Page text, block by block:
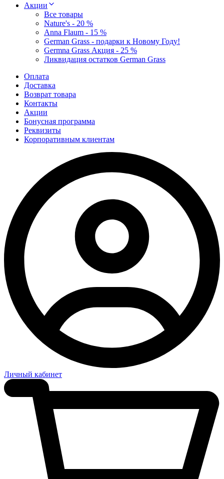
Акции
Все товары
Nature's - 20 %
Anna Flaum - 15 %
German Grass - подарки к Новому Году!
Germna Grass Акция - 25 %
Ликвидация остатков German Grass
Оплата
Доставка
Возврат товара
Контакты
Акции
Бонусная программа
Реквизиты
Корпоративным клиентам
Личный кабинет